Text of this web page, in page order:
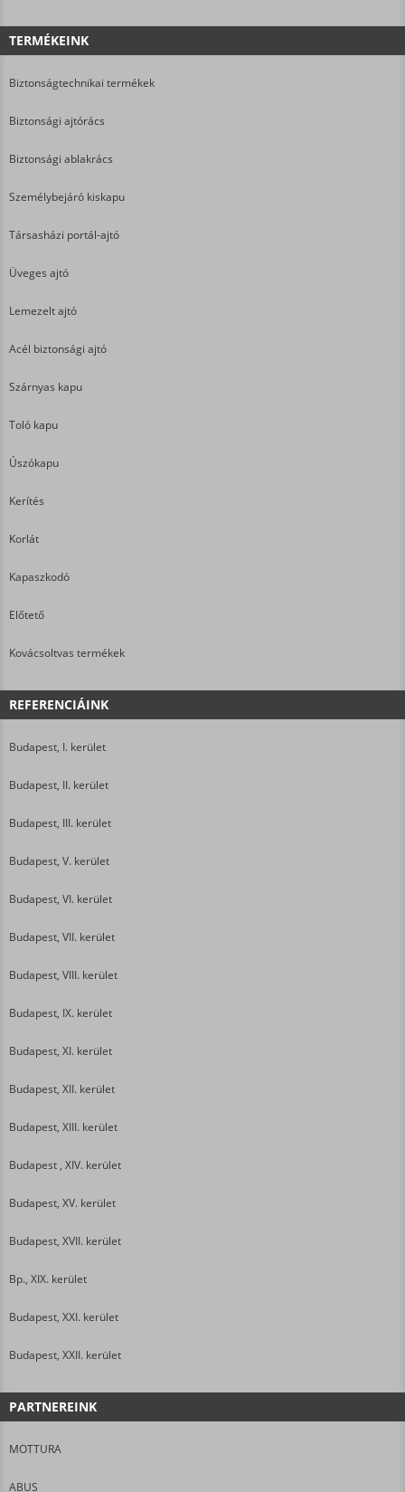
TERMÉKEINK
Biztonságtechnikai termékek
Biztonsági ajtórács
Biztonsági ablakrács
Személybejáró kiskapu
Társasházi portál-ajtó
Üveges ajtó
Lemezelt ajtó
Acél biztonsági ajtó
Szárnyas kapu
Toló kapu
Úszókapu
Kerítés
Korlát
Kapaszkodó
Előtető
Kovácsoltvas termékek
REFERENCIÁINK
Budapest, I. kerület
Budapest, II. kerület
Budapest, III. kerület
Budapest, V. kerület
Budapest, VI. kerület
Budapest, VII. kerület
Budapest, VIII. kerület
Budapest, IX. kerület
Budapest, XI. kerület
Budapest, XII. kerület
Budapest, XIII. kerület
Budapest , XIV. kerület
Budapest, XV. kerület
Budapest, XVII. kerület
Bp., XIX. kerület
Budapest, XXI. kerület
Budapest, XXII. kerület
PARTNEREINK
MOTTURA
ABUS